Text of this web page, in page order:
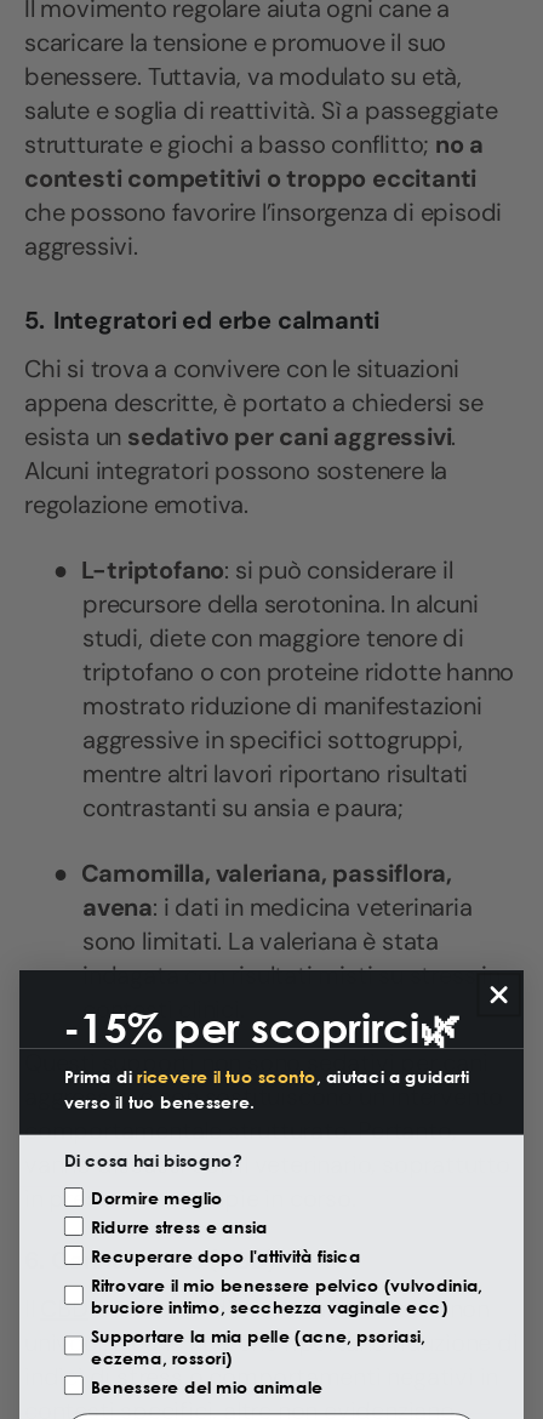
Il movimento regolare aiuta ogni cane a
scaricare la tensione e promuove il suo
benessere. Tuttavia, va modulato su età,
salute e soglia di reattività. Sì a passeggiate
strutturate e giochi a basso conflitto; no a
contesti competitivi o troppo eccitanti
che possono favorire l’insorgenza di episodi
aggressivi.
5. Integratori ed erbe calmanti
Chi si trova a convivere con le situazioni
appena descritte, è portato a chiedersi se
esista un sedativo per cani aggressivi.
Alcuni integratori possono sostenere la
regolazione emotiva.
● L-triptofano: si può considerare il
precursore della serotonina. In alcuni
studi, diete con maggiore tenore di
triptofano o con proteine ridotte hanno
mostrato riduzione di manifestazioni
aggressive in specifici sottogruppi,
mentre altri lavori riportano risultati
contrastanti su ansia e paura;
● Camomilla, valeriana, passiflora,
avena: i dati in medicina veterinaria
sono limitati. La valeriana è stata
indagata con risultati misti su stress in
contesti clinici.
aggressivi e non sostituiscono un intervento
comportamentale strutturato. Pertanto,
vanno discussi con il veterinario, soprattutto
in presenza di terapie in corso.
Cannabidiolo (CBD)
CBD è stato studiato in cani con esiti non
univoci: alcune ricerche riportano riduzione di
indici di stress o comportamenti negativi in
contesti specifici, altre non evidenziano
-15% per scoprirci🌿
Prima di ricevere il tuo sconto , aiutaci a guidarti
verso il tuo benessere.
Di cosa hai bisogno?
Motivazione Visita
Dormire meglio
Ridurre stress e ansia
Recuperare dopo l'attività fisica
Ritrovare il mio benessere pelvico (vulvodinia,
bruciore intimo, secchezza vaginale ecc)
Supportare la mia pelle (acne, psoriasi,
eczema, rossori)
Benessere del mio animale